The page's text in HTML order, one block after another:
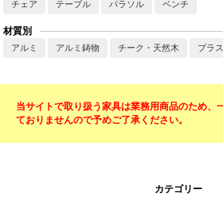
チェア テーブル パラソル ベンチ
材質別
アルミ アルミ鋳物 チーク・天然木 プラ
当サイトで取り扱う家具は業務用商品のため、
ておりませんので予めご了承ください。
カテゴリー